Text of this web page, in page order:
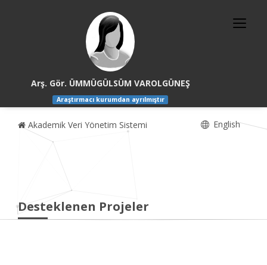
Arş. Gör. ÜMMÜGÜLSÜM VAROLGÜNEŞ
Araştırmacı kurumdan ayrılmıştır
Akademik Veri Yönetim Sistemi English
Desteklenen Projeler